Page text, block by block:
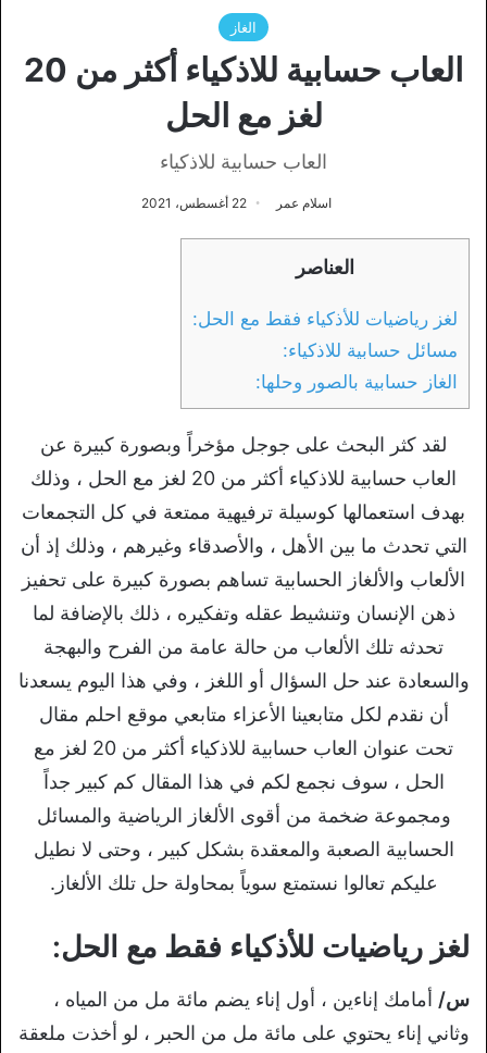
الغاز
العاب حسابية للاذكياء أكثر من 20
لغز مع الحل
العاب حسابية للاذكياء
اسلام عمر 22 أغسطس، 2021
العناصر
لغز رياضيات للأذكياء فقط مع الحل:
مسائل حسابية للاذكياء:
الغاز حسابية بالصور وحلها:
لقد كثر البحث على جوجل مؤخراً وبصورة كبيرة عن
العاب حسابية للاذكياء أكثر من 20 لغز مع الحل ، وذلك
بهدف استعمالها كوسيلة ترفيهية ممتعة في كل التجمعات
التي تحدث ما بين الأهل ، والأصدقاء وغيرهم ، وذلك إذ أن
الألعاب والألغاز الحسابية تساهم بصورة كبيرة على تحفيز
ذهن الإنسان وتنشيط عقله وتفكيره ، ذلك بالإضافة لما
تحدثه تلك الألعاب من حالة عامة من الفرح والبهجة
والسعادة عند حل السؤال أو اللغز ، وفي هذا اليوم يسعدنا
أن نقدم لكل متابعينا الأعزاء متابعي موقع احلم مقال
تحت عنوان العاب حسابية للاذكياء أكثر من 20 لغز مع
الحل ، سوف نجمع لكم في هذا المقال كم كبير جداً
ومجموعة ضخمة من أقوى الألغاز الرياضية والمسائل
الحسابية الصعبة والمعقدة بشكل كبير ، وحتى لا نطيل
عليكم تعالوا نستمتع سوياً بمحاولة حل تلك الألغاز.
لغز رياضيات للأذكياء فقط مع الحل:
س/ أمامك إناءين ، أول إناء يضم مائة مل من المياه ،
وثاني إناء يحتوي على مائة مل من الحبر ، لو أخذت ملعقة